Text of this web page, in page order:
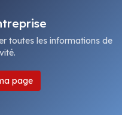
toutes les informations de
page